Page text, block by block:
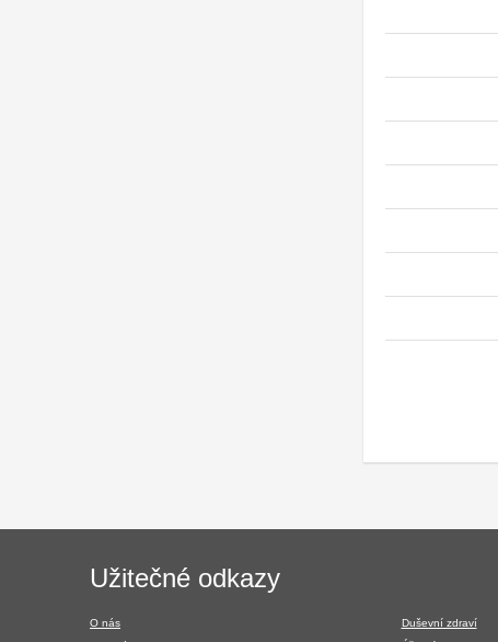
Navigace
patičce
Užitečné odkazy
O nás
Duševní zdraví